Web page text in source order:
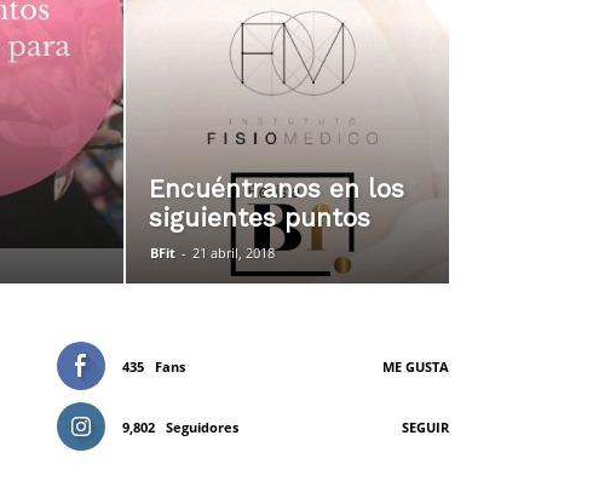
Encuéntranos en los
siguientes puntos
BFit - 21 abril, 2018
435 Fans ME GUSTA
9,802 Seguidores SEGUIR